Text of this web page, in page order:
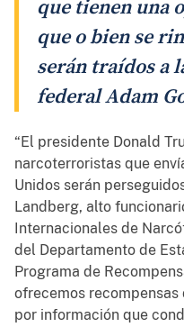
que tienen una
que o bien se
serán traídos a
federal Adam
“El presidente Donald
narcoterroristas que
Unidos serán
Landberg, alto
Internacionales de
del Departamento de
Programa de
ofrecemos
por información que